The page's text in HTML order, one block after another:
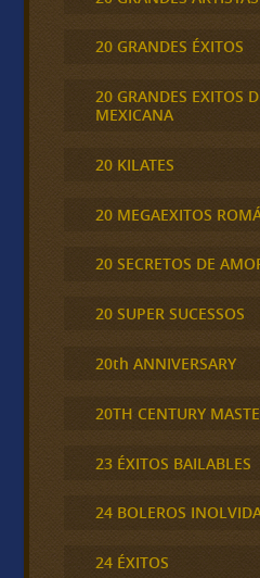
20 GRANDES ÉXITOS
20 GRANDES EXITOS
MEXICANA
20 KILATES
20 MEGAEXITOS
20 SECRETOS DE
20 SUPER SUCESSOS
20th ANNIVERSARY
20TH CENTURY
23 ÉXITOS BAILABLES
24 BOLEROS
24 ÉXITOS